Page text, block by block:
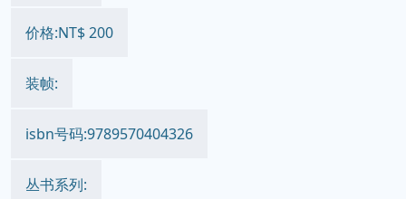
价格:NT$ 200
装帧:
isbn号码:9789570404326
丛书系列: